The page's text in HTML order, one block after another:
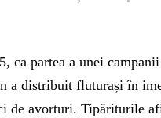
ca partea a unei
a distribuit fluturași în
de avorturi. Tipăriturile